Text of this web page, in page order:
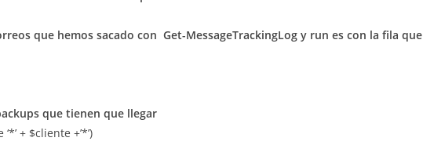
que hemos sacado con Get-MessageTrackingLog y run es con la fila que
que tienen que llegar
+ $cliente +’*’)